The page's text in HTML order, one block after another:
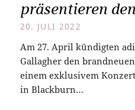
präsentieren
20. JULI 2022
Am 27. April kündigten
Gallagher den
einem exklusivem
in Blackburn…